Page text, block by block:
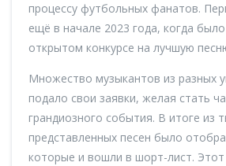
процессу футбольных фанатов.
ещё в начале 2023 года, когда
открытом конкурсе на лучшую
Множество музыкантов из разных
подало свои заявки, желая стать
грандиозного события. В итоге из
представленных песен было
которые и вошли в шорт-лист.